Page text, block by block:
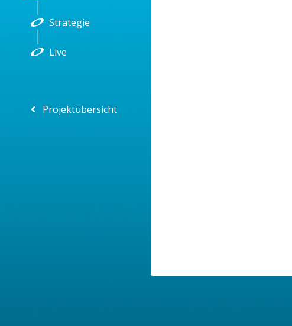
Strategie
Live
Projektübersicht